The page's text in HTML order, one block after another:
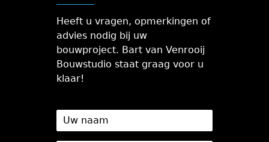
Heeft u vragen, opmerkingen of
advies nodig bij uw
bouwproject. Bart van Venrooij
Bouwstudio staat graag voor u
klaar!